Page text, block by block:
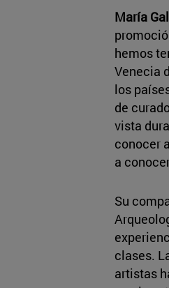
María
hemos
Venecia
los
de
vista
conocer
a
Su
clases.
artistas